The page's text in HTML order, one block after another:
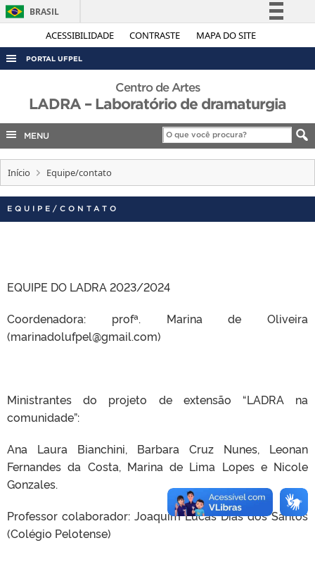
ACESSIBILIDADE CONTRASTE MAPA DO SITE
BRASIL
Simplifique!
Acesso à informação
Canais
PORTAL UFPEL
ACESSO À INFORMAÇÃO
AUDITORIA
EDITAIS
Centro de Artes
LADRA – Laboratório de dramaturgia
MENU
Início Equipe/contato
EQUIPE/CONTATO
EQUIPE DO LADRA 2023/2024
Coordenadora: profª. Marina de Oliveira
(marinadolufpel@gmail.com)
Ministrantes do projeto de extensão “LADRA na
comunidade”:
Ana Laura Bianchini, Barbara Cruz Nunes, Leonan
Fernandes da Costa, Marina de Lima Lopes e Nicole
Gonzales.
Professor colaborador: Joaquim Lucas Dias dos Santos
(Colégio Pelotense)